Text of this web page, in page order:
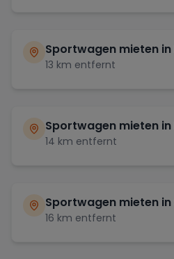
Sportwagen mieten in
13 km entfernt
Sportwagen mieten in
14 km entfernt
Sportwagen mieten in
16 km entfernt